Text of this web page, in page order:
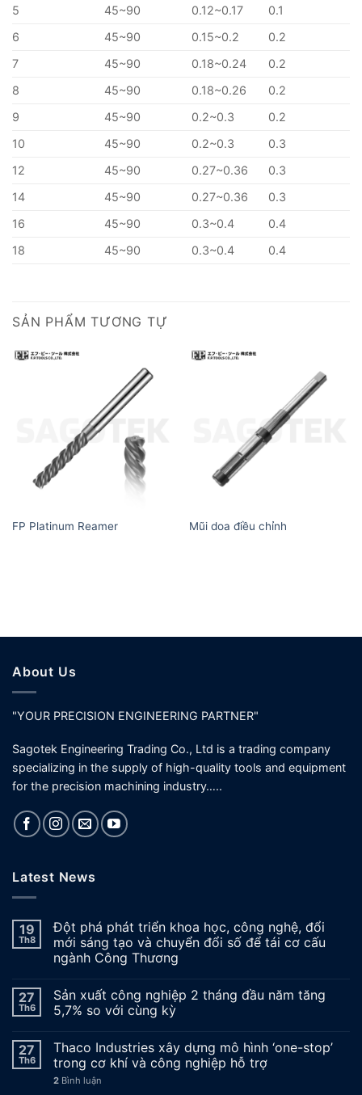
5
45~90 0.12~0.17
0.1
6
45~90 0.15~0.2
0.2
7
45~90 0.18~0.24
0.2
8
45~90 0.18~0.26
0.2
9
45~90 0.2~0.3
0.2
10
45~90 0.2~0.3
0.3
12
45~90 0.27~0.36
0.3
14
45~90 0.27~0.36
0.3
16
45~90 0.3~0.4
0.4
18
45~90 0.3~0.4 0.4
SẢN PHẨM TƯƠNG TỰ
FP Platinum Reamer Mũi doa điều chỉnh
About Us
"YOUR PRECISION ENGINEERING PARTNER"
Sagotek Engineering Trading Co., Ltd is a trading company
specializing in the supply of high-quality tools and equipment
for the precision machining industry…..
Latest News
19
Th8
Đột phá phát triển khoa học, công nghệ, đổi
mới sáng tạo và chuyển đổi số để tái cơ cấu
ngành Công Thương
27
Th6
Sản xuất công nghiệp 2 tháng đầu năm tăng
5,7% so với cùng kỳ
27
Th6
Thaco Industries xây dựng mô hình ‘one-stop’
trong cơ khí và công nghiệp hỗ trợ
2 Bình luận